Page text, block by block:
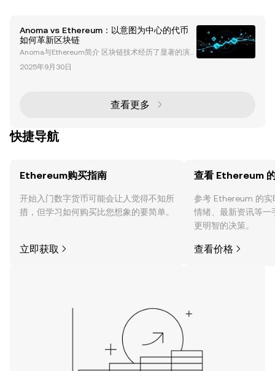
Anoma vs Ethereum：以意图为中心的代币
如何革新区块链
Anoma与Ethereum简介 区块链技术经历了显著的演
变，以Ethereum为代表的平台推动了去中心化应用
（dApps）和智能合约的发展。然而，随着生态系统的
了一种革命性的以意图为中心的模型，旨在解决这些问
题并重新定义区块链交互方式。本文将深入探讨Anom
2025年9月30日
查看更多
快捷导航
Ethereum购买指南
开始入门数字货币可能会让人觉得不知所
措，但学习如何购买比您想象的要简单。
立即获取
查看 Ethereum
参考 Ethereum 的实
情绪、最新资讯等一
更明智的决策。
查看价格